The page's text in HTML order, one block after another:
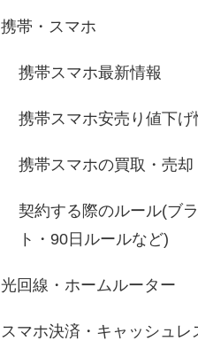
携帯・スマホ
携帯スマホ最新情報
携帯スマホ安売り値下げ
携帯スマホの買取・売却
契約する際のルール(ブ
ト・90日ルールなど)
光回線・ホームルーター
スマホ決済・キャッシュレ